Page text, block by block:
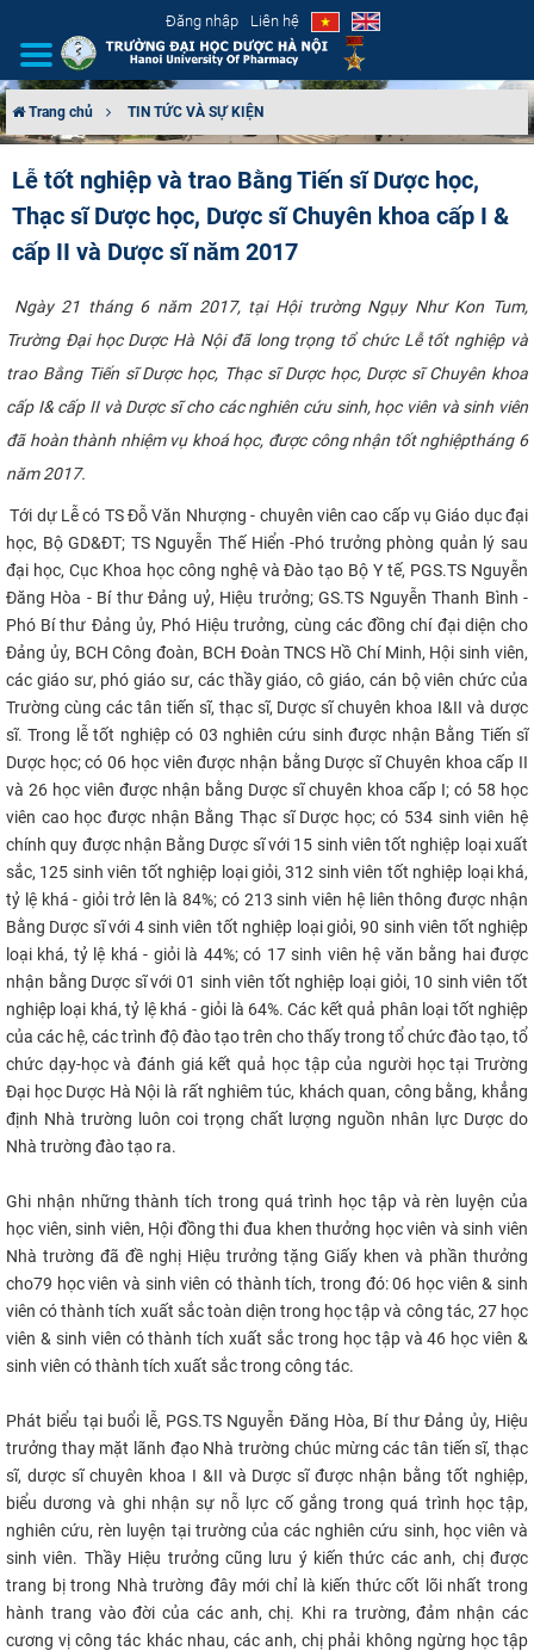
Đăng nhập Liên hệ
CƠ CẤU TỔ CHỨC
TUYỂN SINH
ĐÀO TẠO
ĐẢM BẢO CHẤT LƯỢNG
KHOA HỌC CÔNG NGHỆ
HTQT
CỰU NGƯỜI HỌC
Trang chủ TIN TỨC VÀ SỰ KIỆN
Lễ tốt nghiệp và trao Bằng Tiến sĩ Dược học,
Thạc sĩ Dược học, Dược sĩ Chuyên khoa cấp I &
cấp II và Dược sĩ năm 2017
​ Ngày 21 tháng 6 năm 2017, tại Hội trường Ngụy Như Kon Tum,
Trường Đại học Dược Hà Nội đã long trọng tổ chức Lễ tốt nghiệp và
trao Bằng Tiến sĩ Dược học, Thạc sĩ Dược học, Dược sĩ Chuyên khoa
cấp I& cấp II và Dược sĩ cho các nghiên cứu sinh, học viên và sinh viên
đã hoàn thành nhiệm vụ khoá học, được công nhận tốt nghiệptháng 6
năm 2017.​
​ Tới dự Lễ có TS Đỗ Văn Nhượng - chuyên viên cao cấp vụ Giáo dục đại
học, Bộ GD&ĐT; TS Nguyễn Thế Hiển -Phó trưởng phòng quản lý sau
đại học, Cục Khoa học công nghệ và Đào tạo Bộ Y tế, PGS.TS Nguyễn
Đăng Hòa - Bí thư Đảng uỷ, Hiệu trưởng; GS.TS Nguyễn Thanh Bình -
Phó Bí thư Đảng ủy, Phó Hiệu trưởng, cùng các đồng chí đại diện cho
Đảng ủy, BCH Công đoàn, BCH Đoàn TNCS Hồ Chí Minh, Hội sinh viên,
các giáo sư, phó giáo sư, các thầy giáo, cô giáo, cán bộ viên chức của
Trường cùng các tân tiến sĩ, thạc sĩ, Dược sĩ chuyên khoa I&II và dược
sĩ. Trong lễ tốt nghiệp có 03 nghiên cứu sinh được nhận Bằng Tiến sĩ
Dược học; có 06 học viên được nhận bằng Dược sĩ Chuyên khoa cấp II
và 26 học viên được nhận bằng Dược sĩ chuyên khoa cấp I; có 58 học
viên cao học được nhận Bằng Thạc sĩ Dược học; có 534 sinh viên hệ
chính quy được nhận Bằng Dược sĩ với 15 sinh viên tốt nghiệp loại xuất
sắc, 125 sinh viên tốt nghiệp loại giỏi, 312 sinh viên tốt nghiệp loại khá,
tỷ lệ khá - giỏi trở lên là 84%; có 213 sinh viên hệ liên thông được nhận
Bằng Dược sĩ với 4 sinh viên tốt nghiệp loại giỏi, 90 sinh viên tốt nghiệp
loại khá, tỷ lệ khá - giỏi là 44%; có 17 sinh viên hệ văn bằng hai được
nhận bằng Dược sĩ với 01 sinh viên tốt nghiệp loại giỏi, 10 sinh viên tốt
nghiệp loại khá, tỷ lệ khá - giỏi là 64%. Các kết quả phân loại tốt nghiệp
của các hệ, các trình độ đào tạo trên cho thấy trong tổ chức đào tạo, tổ
chức dạy-học và đánh giá kết quả học tập của người học tại Trường
Đại học Dược Hà Nội là rất nghiêm túc, khách quan, công bằng, khẳng
định Nhà trường luôn coi trọng chất lượng nguồn nhân lực Dược do
Nhà trường đào tạo ra.
Ghi nhận những thành tích trong quá trình học tập và rèn luyện của
học viên, sinh viên, Hội đồng thi đua khen thưởng học viên và sinh viên
Nhà trường đã đề nghị Hiệu trưởng tặng Giấy khen và phần thưởng
cho79 học viên và sinh viên có thành tích, trong đó: 06 học viên & sinh
viên có thành tích xuất sắc toàn diện trong học tập và công tác, 27 học
viên & sinh viên có thành tích xuất sắc trong học tập và 46 học viên &
sinh viên có thành tích xuất sắc trong công tác.
Phát biểu tại buổi lễ, PGS.TS Nguyễn Đăng Hòa, Bí thư Đảng ủy, Hiệu
trưởng thay mặt lãnh đạo Nhà trường chúc mừng các tân tiến sĩ, thạc
sĩ, dược sĩ chuyên khoa I &II và Dược sĩ được nhận bằng tốt nghiệp,
biểu dương và ghi nhận sự nỗ lực cố gắng trong quá trình học tập,
nghiên cứu, rèn luyện tại trường của các nghiên cứu sinh, học viên và
sinh viên. Thầy Hiệu trưởng cũng lưu ý kiến thức các anh, chị được
trang bị trong Nhà trường đây mới chỉ là kiến thức cốt lõi nhất trong
hành trang vào đời của các anh, chị. Khi ra trường, đảm nhận các
cương vị công tác khác nhau, các anh, chị phải không ngừng học tập